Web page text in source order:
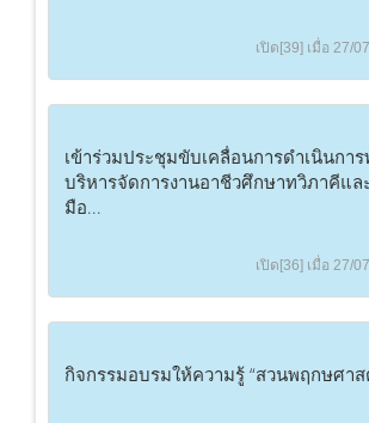
เปิด[39] เมื่อ 27/
เข้าร่วมประชุมขับเคลื่อนการดำเนินกา
บริหารจัดการงานอาชีวศึกษาทวิภาคีแล
มือ...
เปิด[36] เมื่อ 27/
กิจกรรมอบรมให้ความรู้ “สวนพฤกษศาส